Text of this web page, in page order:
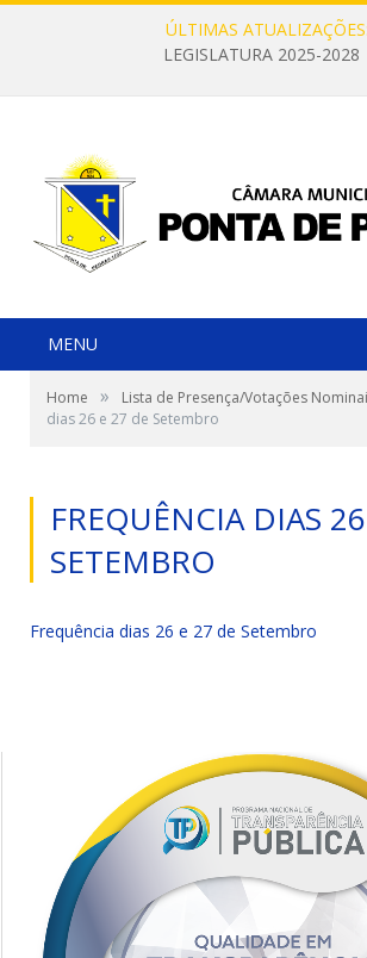
ÚLTIMAS ATUALIZAÇÕES:
LEGISLATURA 2025-2028
MENU
Home » Lista de Presença/Votações
dias 26 e 27 de Setembro
FREQUÊNCIA DIAS
SETEMBRO
Frequência dias 26 e 27 de Setembro